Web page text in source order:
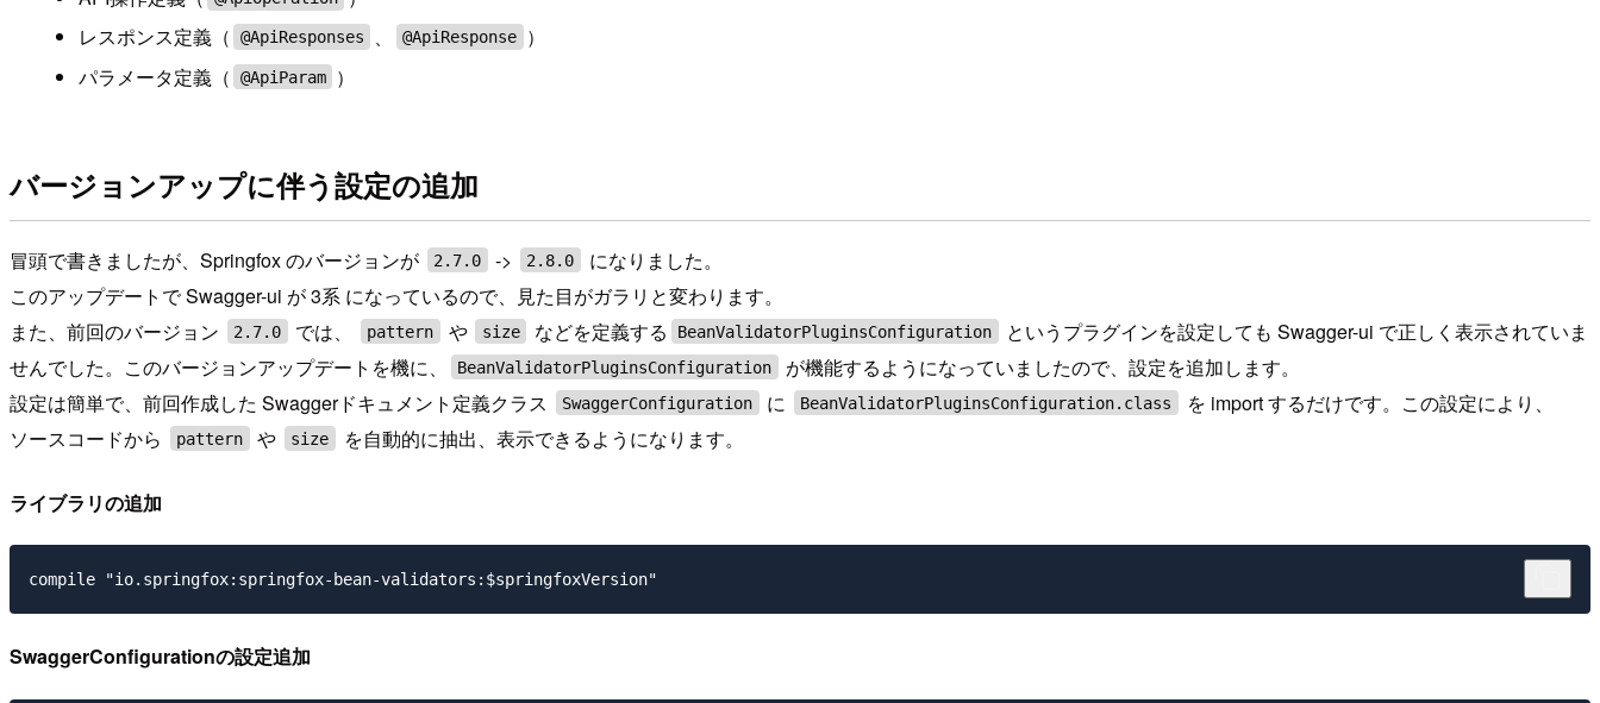
レスポンス定義（
@ApiResponses 、 @ApiResponse
）
パラメータ定義（
@ApiParam ）
バージョンアップに伴う設定の追加
冒頭で書きましたが、Springfox のバージョンが 2.7.0 -> 2.8.0
になりました。
このアップデートで Swagger-ui が 3系 になっているので、見た目がガラリと変わります。
また、前回のバージョン
2.7.0 では、 pattern や size などを定義する BeanValidatorPluginsConfiguration
というプラグインを設定しても Swagger-ui で正しく表示されていま
せんでした。このバージョンアップデートを機に、
BeanValidatorPluginsConfiguration
が機能するようになっていましたので、設定を追加します。
設定は簡単で、前回作成した Swaggerドキュメント定義クラス
SwaggerConfiguration に BeanValidatorPluginsConfiguration.class
を import するだけです。この設定により、
ソースコードから
pattern や size を自動的に抽出、表示できるようになります。
ライブラリの追加
SwaggerConfigurationの設定追加